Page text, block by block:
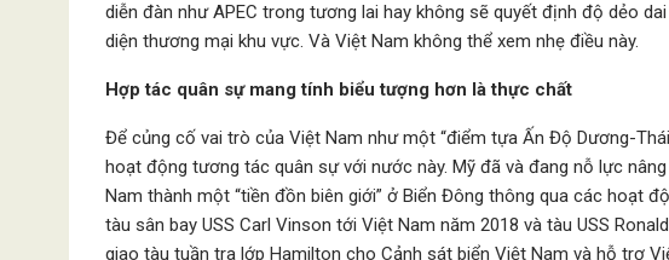
diễn đàn như APEC trong tương lai hay không sẽ quyết định độ dẻo
diện thương mại khu vực. Và Việt Nam không thể xem nhẹ điều này.
Hợp tác quân sự mang tính biểu tượng hơn là thực chất
Để củng cố vai trò của Việt Nam như một “điểm tựa Ấn Độ Dương-
hoạt động tương tác quân sự với nước này. Mỹ đã và đang nỗ lực
Nam thành một “tiền đồn biên giới” ở Biển Đông thông qua các hoạt
tàu sân bay USS Carl Vinson tới Việt Nam năm 2018 và tàu USS
giao tàu tuần tra lớp Hamilton cho Cảnh sát biển Việt Nam và hỗ trợ